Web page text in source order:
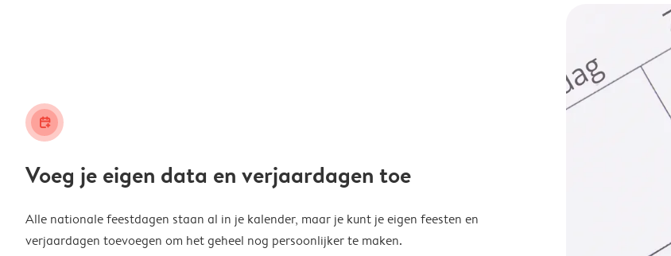
calendar_plus
Voeg je eigen data en verjaardagen toe
Alle nationale feestdagen staan al in je kalender, maar je kunt je eigen feesten en
verjaardagen toevoegen om het geheel nog persoonlijker te maken.